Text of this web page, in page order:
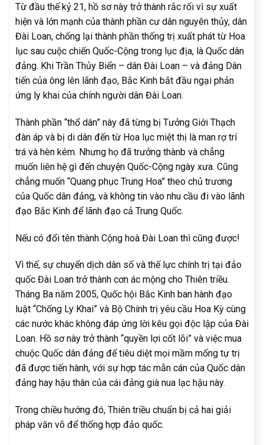
Từ đầu thế kỷ 21, hồ sơ này trở thành rắc rối vì sự xuất
hiện và lớn mạnh của thành phần cư dân nguyên thủy, dân
Đài Loan, chống lại thành phần thống trị xuất phát từ Hoa
lục sau cuộc chiến Quốc-Cộng trong lục địa, là Quốc dân
đảng. Khi Trần Thủy Biển – dân Đài Loan – và đảng Dân
tiến của ông lên lãnh đạo, Bắc Kinh bắt đầu ngại phản
ứng ly khai của chính người dân Đài Loan.
Thành phần “thổ dân” này đã từng bị Tưởng Giới Thạch
đàn áp và bị di dân đến từ Hoa lục miệt thị là man rợ trí
trá và hèn kém. Nhưng họ đã trưởng thànb và chẳng
muốn liên hệ gì đến chuyện Quốc-Cộng ngày xưa. Cũng
chẳng muốn “Quang phục Trung Hoa” theo chủ trương
của Quốc dân đảng, và không tin vào nhu cầu đi vào lãnh
đạo Bắc Kinh để lãnh đạo cả Trung Quốc.
Nếu có đổi tên thành Cộng hoà Đài Loan thì cũng được!
Vì thế, sự chuyển dịch dân số và thế lực chính trị tại đảo
quốc Đài Loan trở thành cơn ác mộng cho Thiên triều.
Tháng Ba năm 2005, Quốc hội Bắc Kinh ban hành đạo
luật “Chống Ly Khai” và Bộ Chính trị yêu cầu Hoa Kỳ cùng
các nước khác không đáp ứng lời kêu gọi độc lập của Đài
Loan. Hồ sơ này trở thành “quyền lợi cốt lõi” và việc mua
chuộc Quốc dân đảng để tiêu diệt mọi mầm mống tự trị
đã được tiến hành, với sự hợp tác mẫn cán của Quốc dân
đảng hay hậu thân của cái đảng già nua lạc hậu này.
Trong chiều hướng đó, Thiên triều chuẩn bị cả hai giải
pháp văn võ để thống hợp đảo quốc.